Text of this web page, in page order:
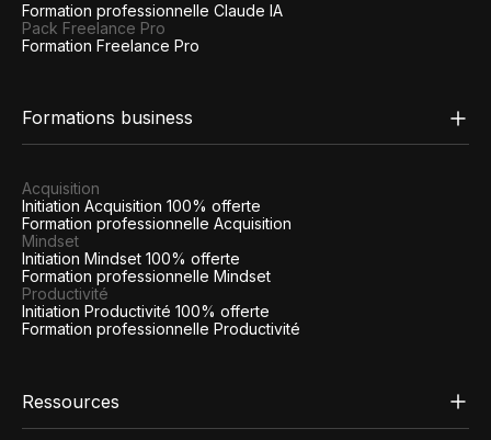
Formation professionnelle Claude IA
Pack Freelance Pro
Formation Freelance Pro
Formations business
Acquisition
Initiation Acquisition 100% offerte
Formation professionnelle Acquisition
Mindset
Initiation Mindset 100% offerte
Formation professionnelle Mindset
Productivité
Initiation Productivité 100% offerte
Formation professionnelle Productivité
Ressources